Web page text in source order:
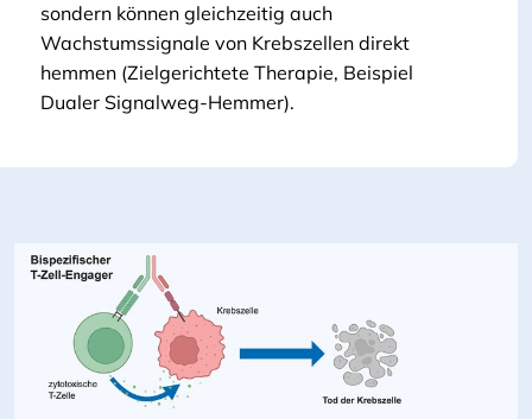
sondern können gleichzeitig auch
Wachstumssignale von Krebszellen direkt
hemmen (Zielgerichtete Therapie, Beispiel
Dualer Signalweg-Hemmer).